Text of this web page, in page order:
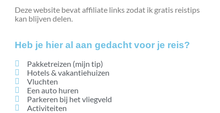
Deze website bevat affiliate links zodat ik gratis reistips
kan blijven delen.
Heb je hier al aan gedacht voor je reis?
Pakketreizen (mijn tip)
Hotels & vakantiehuizen
Vluchten
Een auto huren
Parkeren bij het vliegveld
Activiteiten